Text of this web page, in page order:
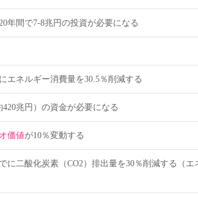
年間で7-8兆円の投資が必要になる
エネルギー消費量を30.5％削減する
兆円）の資金が必要になる
価値が10％変動する
に二酸化炭素（CO2）排出量を30％削減する（エ